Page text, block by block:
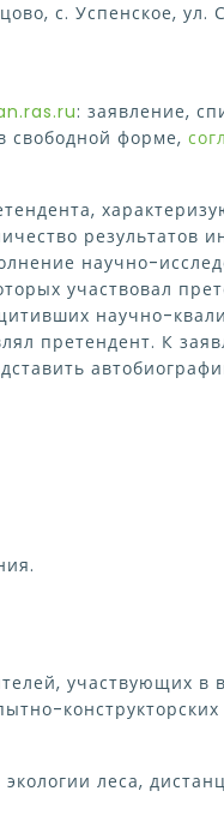
с. Успенское, ул.
: заявление,
свободной форме,
результатов
научно-
участвовал
научно-
претендент. К
участвующих в
конструкторских
леса,